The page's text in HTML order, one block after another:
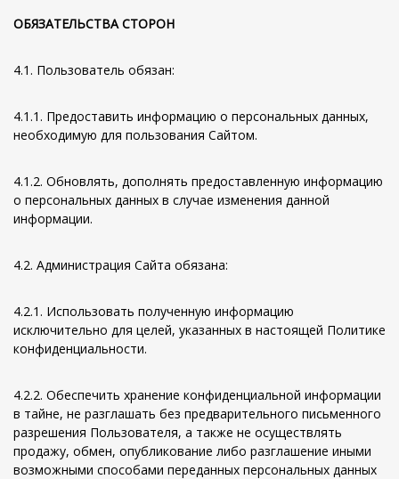
ОБЯЗАТЕЛЬСТВА СТОРОН
4.1. Пользователь обязан:
4.1.1. Предоставить информацию о персональных данных,
необходимую для пользования Сайтом.
4.1.2. Обновлять, дополнять предоставленную информацию
о персональных данных в случае изменения данной
информации.
4.2. Администрация Сайта обязана:
4.2.1. Использовать полученную информацию
исключительно для целей, указанных в настоящей Политике
конфиденциальности.
4.2.2. Обеспечить хранение конфиденциальной информации
в тайне, не разглашать без предварительного письменного
разрешения Пользователя, а также не осуществлять
продажу, обмен, опубликование либо разглашение иными
возможными способами переданных персональных данных